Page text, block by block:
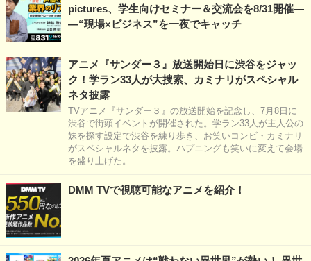
pictures、学生向けセミナー＆交流会を8/31開催―
―“現場×ビジネス”を一夜でキャッチ
アニメ『サンダー３』放送開始日に渋谷をジャッ
ク！学ラン33人が大捜索、カミナリがスペシャル
ネタ披露
TVアニメ『サンダー３』の放送開始を記念し、7月8日に
渋谷で街頭イベントが開催された。学ラン33人が主人公の
妹を探す設定で渋谷を練り歩き、お笑いコンビ・カミナリ
がスペシャルネタを披露。ハプニングも笑いに変えて会場
を盛り上げた。
DMM TVで視聴可能なアニメを紹介！